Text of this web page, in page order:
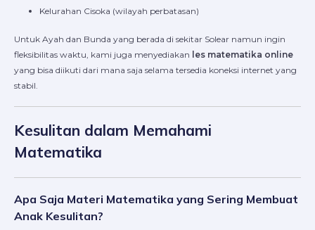
Kelurahan Cisoka (wilayah perbatasan)
Untuk Ayah dan Bunda yang berada di sekitar Solear namun ingin
fleksibilitas waktu, kami juga menyediakan les matematika online
yang bisa diikuti dari mana saja selama tersedia koneksi internet yang
stabil.
Kesulitan dalam Memahami
Matematika
Apa Saja Materi Matematika yang Sering Membuat
Anak Kesulitan?